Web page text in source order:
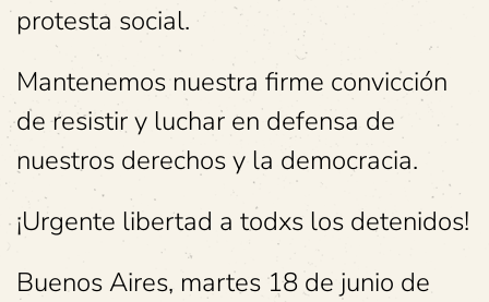
protesta social.
Mantenemos nuestra firme convicción
de resistir y luchar en defensa de
nuestros derechos y la democracia.
¡Urgente libertad a todxs los detenidos!
Buenos Aires, martes 18 de junio de